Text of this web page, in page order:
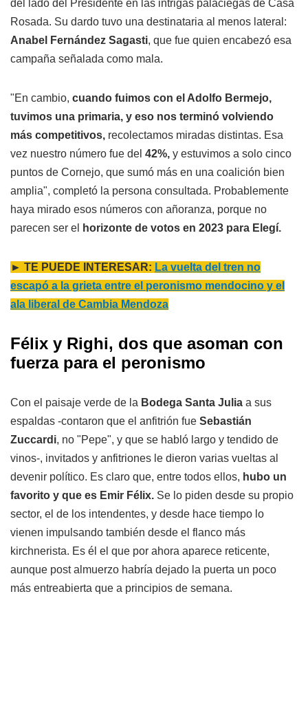
del lado del Presidente en las intrigas palaciegas de Casa
Rosada. Su dardo tuvo una destinataria al menos lateral:
Anabel Fernández Sagasti, que fue quien encabezó esa
campaña señalada como mala.
"En cambio, cuando fuimos con el Adolfo Bermejo,
tuvimos una primaria, y eso nos terminó volviendo
más competitivos, recolectamos miradas distintas. Esa
vez nuestro número fue del 42%, y estuvimos a solo cinco
puntos de Cornejo, que sumó más en una coalición bien
amplia", completó la persona consultada. Probablemente
haya mirado esos números con añoranza, porque no
parecen ser el
horizonte de votos en 2023 para Elegí.
► TE PUEDE INTERESAR: La vuelta del tren no
escapó a la grieta entre el peronismo mendocino y el
ala liberal de Cambia Mendoza
Félix y Righi, dos que asoman con
fuerza para el peronismo
Con el paisaje verde de la Bodega Santa Julia a sus
espaldas -contaron que el anfitrión fue Sebastián
Zuccardi, no "Pepe", y que se habló largo y tendido de
vinos-, invitados y anfitriones le dieron varias vueltas al
devenir político. Es claro que, entre todos ellos, hubo un
favorito y que es Emir Félix. Se lo piden desde su propio
sector, el de los intendentes, y desde hace tiempo lo
vienen impulsando también desde el flanco más
kirchnerista. Es él el que por ahora aparece reticente,
aunque post almuerzo habría dejado la puerta un poco
más entreabierta que a principios de semana.